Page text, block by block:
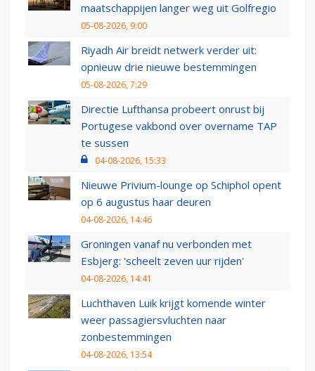
maatschappijen langer weg uit Golfregio
05-08-2026, 9:00
Riyadh Air breidt netwerk verder uit:
opnieuw drie nieuwe bestemmingen
05-08-2026, 7:29
Directie Lufthansa probeert onrust bij
Portugese vakbond over overname TAP
te sussen
04-08-2026, 15:33
Nieuwe Privium-lounge op Schiphol opent
op 6 augustus haar deuren
04-08-2026, 14:46
Groningen vanaf nu verbonden met
Esbjerg: 'scheelt zeven uur rijden'
04-08-2026, 14:41
Luchthaven Luik krijgt komende winter
weer passagiersvluchten naar
zonbestemmingen
04-08-2026, 13:54